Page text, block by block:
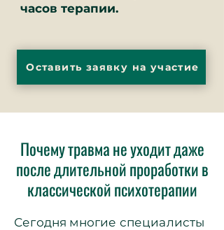
часов терапии.
Оставить заявку на участие
Почему травма не уходит даже
после длительной проработки в
классической психотерапии
Сегодня многие специалисты